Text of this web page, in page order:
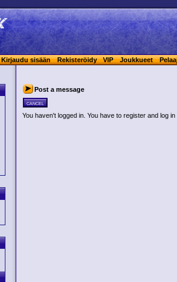
Kirjaudu sisään Rekisteröidy VIP Joukkueet
Post a message
cancel
You haven't logged in. You have to register and log